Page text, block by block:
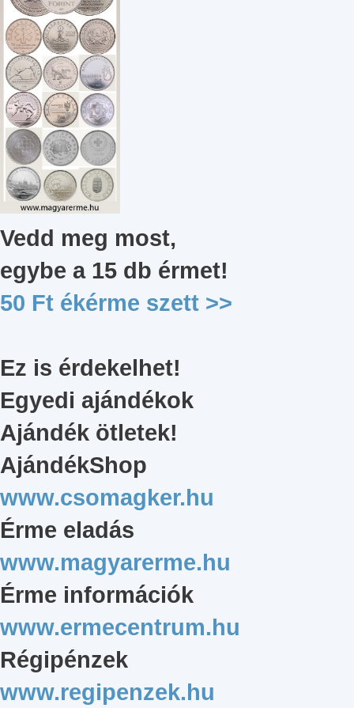
Vedd meg most,
egybe a 15 db érmet!
50 Ft ékérme szett >>
Ez is érdekelhet!
Egyedi ajándékok
Ajándék ötletek!
AjándékShop
www.csomagker.hu
Érme eladás
www.magyarerme.hu
Érme információk
www.ermecentrum.hu
Régipénzek
www.regipenzek.hu